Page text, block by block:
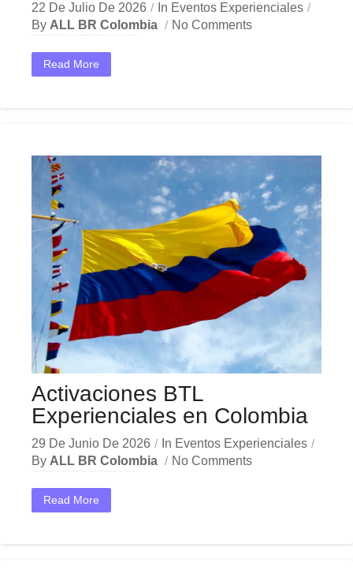
22 De Julio De 2026 In Eventos Experienciales
By ALL BR Colombia No Comments
Read More
Activaciones BTL
Experienciales en Colombia
29 De Junio De 2026 In Eventos Experienciales
By ALL BR Colombia No Comments
Read More